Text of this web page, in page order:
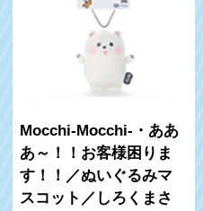
Mocchi-Mocchi-・ああ
あ～！！お客様困りま
す！！／ぬいぐるみマ
スコット／しろくまさ